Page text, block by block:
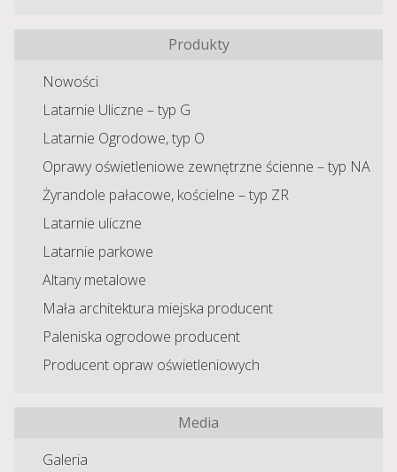
Produkty
Nowości
Latarnie Uliczne – typ G
Latarnie Ogrodowe, typ O
Oprawy oświetleniowe zewnętrzne ścienne – typ NA
Żyrandole pałacowe, kościelne – typ ZR
Latarnie uliczne
Latarnie parkowe
Altany metalowe
Mała architektura miejska producent
Paleniska ogrodowe producent
Producent opraw oświetleniowych
Media
Galeria